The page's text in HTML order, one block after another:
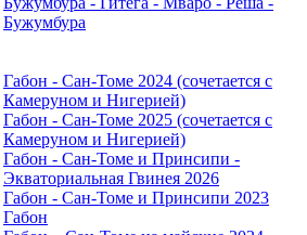
Бужумбура
Габон - Сан-Томе 2024 (сочетается с
Камеруном и Нигерией)
Габон - Сан-Томе 2025 (сочетается с
Камеруном и Нигерией)
Габон - Сан-Томе и Принсипи -
Экваториальная Гвинея 2026
Габон - Сан-Томе и Принсипи 2023
Габон